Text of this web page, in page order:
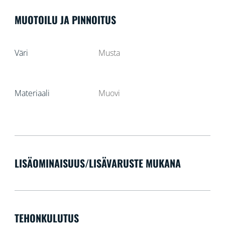
MUOTOILU JA PINNOITUS
Väri Musta
Materiaali Muovi
LISÄOMINAISUUS/LISÄVARUSTE MUKANA
TEHONKULUTUS